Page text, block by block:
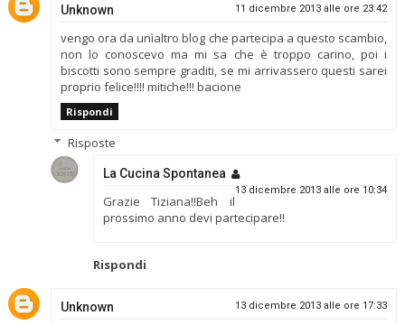
Unknown 11 dicembre 2013 alle ore 23:42
vengo ora da unìaltro blog che partecipa a questo scambio,
non lo conoscevo ma mi sa che è troppo carino, poi i
biscotti sono sempre graditi, se mi arrivassero questi sarei
proprio felice!!!! mitiche!!! bacione
Rispondi
Risposte
La Cucina Spontanea
13 dicembre 2013 alle ore 10:34
Grazie Tiziana!!Beh il
prossimo anno devi partecipare!!
Rispondi
Unknown 13 dicembre 2013 alle ore 17:33